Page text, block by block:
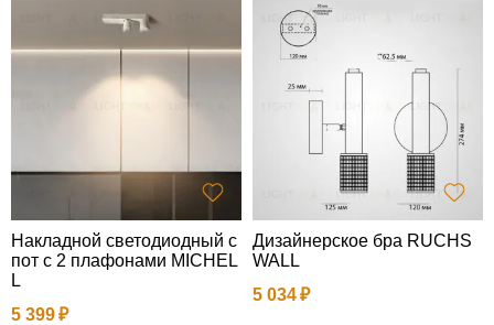
Накладной светодиодный с
пот с 2 плафонами MICHEL
L
5 399
Дизайнерское бра RUCHS
WALL
5 034